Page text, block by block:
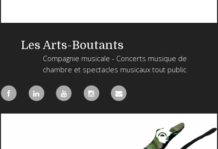
Les Arts-Boutants
Compagnie musicale - Concerts musique de
chambre et spectacles musicaux tout public